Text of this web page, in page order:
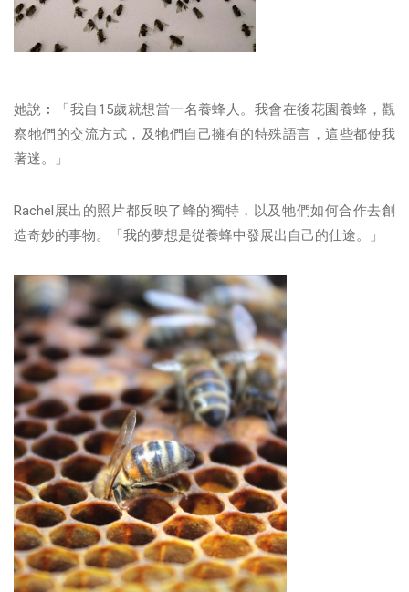
她說︰「我自15歲就想當一名養蜂人。我會在後花園養蜂，觀
察牠們的交流方式，及牠們自己擁有的特殊語言，這些都使我
著迷。」
Rachel展出的照片都反映了蜂的獨特，以及牠們如何合作去創
造奇妙的事物。「我的夢想是從養蜂中發展出自己的仕途。」